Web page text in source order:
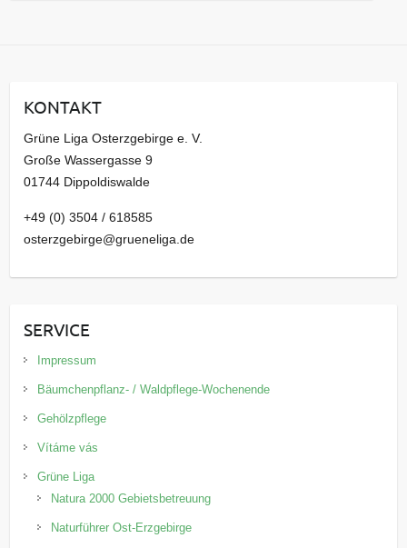
v
KONTAKT
Grüne Liga Osterzgebirge e. V.
Große Wassergasse 9
01744 Dippoldiswalde
+49 (0) 3504 / 618585
osterzgebirge@grueneliga.de
SERVICE
Impressum
Bäumchenpflanz- / Waldpflege-Wochenende
Gehölzpflege
Vítáme vás
Grüne Liga
Natura 2000 Gebietsbetreuung
Naturführer Ost-Erzgebirge